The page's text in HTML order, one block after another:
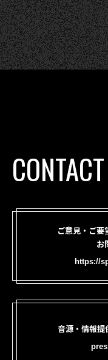
CONTACT
ご意見・ご要
お
https://
音源・情報提